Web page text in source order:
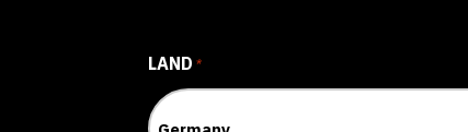
LAND *